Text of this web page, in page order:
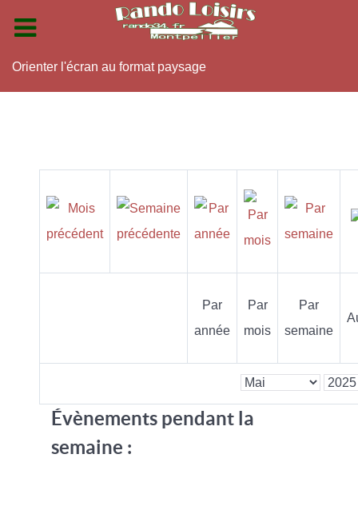
Orienter l'écran au format paysage
Par
année
Par
mois
Par
semaine
Évènements pendant la
semaine :